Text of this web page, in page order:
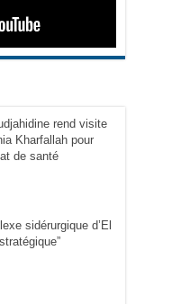
rend visite
Kharfallah pour
de santé
sidérurgique d’El